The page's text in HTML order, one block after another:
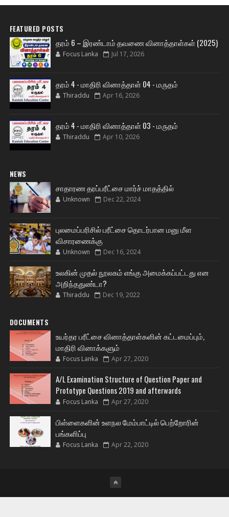
FEATURED POSTS
தரம் 6 – இரண்டாம் தவணை வினாத்தாள்கள் (2025)
Focus Lanka Jul 17, 2026
தரம் 4 - மாதிரி வினாத்தாள் 04 - மருதம்
Thiraddu Apr 16, 2026
தரம் 4 - மாதிரி வினாத்தாள் 03 - மருதம்
Thiraddu Apr 10, 2026
NEWS
சாதாரண தரப்பரீட்சை மார்ச் மாதத்தில்
Unknown Dec 22, 2024
புலமைப்பரிசில் பரீட்சை தொடர்பான மனு மீள
விசாரணைக்கு
Unknown Dec 16, 2024
உலகின் முதல் நூலகம் எங்கு அமைக்கப்பட்டது என
அறிந்ததுண்டா?
Thiraddu Dec 19, 2022
DOCUMENTS
உயர்தர பரீட்சை வினாத்தாள்களின் கட்டமைப்பும்,
மாதிரி வினாக்களும்
Focus Lanka Apr 27, 2020
A/L Examination Structure of Question Paper and
Prototype Questions 2019 and afterwards
Focus Lanka Apr 27, 2020
பிள்ளைகளின் உளநல மேம்பாட்டில் பெற்றோரின்
பங்களிப்பு
Focus Lanka Apr 22, 2020